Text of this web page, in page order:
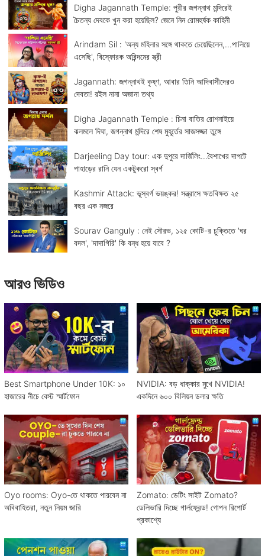
Digha Jagannath Temple: পুরীর জগন্নাথ মন্দিরেই
চৈতন্য দেবকে খুন করা হয়েছিল? জেনে নিন রোমহর্ষক কাহিনী
Arindam Sil : 'অন্য মহিলার সঙ্গে থাকতে চেয়েছিলেন,...পালিয়ে
এসেছি', বিস্ফোরক অরিন্দমের স্ত্রী
Jagannath: জগন্নাথই কৃষ্ণ, আবার তিনি আদিবাসীদেরও
দেবতা! রইল নানা অজানা তথ্য
Digha Jagannath Temple : চিনা বাতির রোশনাইয়ে
ঝলমলে দিঘা, জগন্নাথ মন্দিরে শেষ মুহূর্তের সাজসজ্জা তুঙ্গে
Darjeeling Day tour: এক দুপুরে দার্জিলিং...বৈশাখের দাপটে
পাহাড়ের রানি যেন একটুকরো স্বর্গ
Kashmir Attack: ভূস্বর্গ ভয়ঙ্কর! সন্ত্রাসে ক্ষতবিক্ষত ২৫
বছর এক নজরে
Sourav Ganguly : নেই সৌরভ, ১২৫ কোটি-র চুক্তিতে 'ঘর
বদল', 'দাদাগিরি' কি বন্ধ হয়ে যাবে ?
আরও ভিডিও
Best Smartphone Under 10K: ১০
হাজারের নীচে বেস্ট স্মার্টফোন
NVIDIA: বড় ধাক্কার মুখে NVIDIA!
একদিনে ৬০০ বিলিয়ন ডলার ক্ষতি
Oyo rooms: Oyo-তে থাকতে পারবেন না
অবিবাহিতরা, নতুন নিয়ম জারি
Zomato: ডেটিং সাইট Zomato?
ডেলিভারি দিচ্ছে গার্লফ্রেন্ড! গোপন রিপোর্ট
প্রকাশ্যে